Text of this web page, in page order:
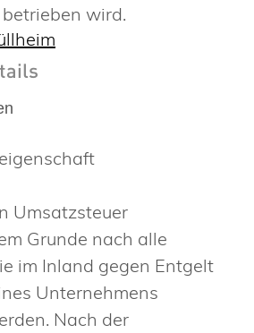
wird.
Umsatzsteuer
Grunde nach alle
im Inland gegen Entgelt
Unternehmens
Nach der